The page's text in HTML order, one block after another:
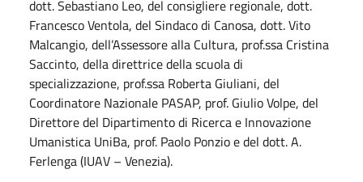
dott. Sebastiano Leo, del consigliere regionale, dott.
Francesco Ventola, del Sindaco di Canosa, dott. Vito
Malcangio, dell’Assessore alla Cultura, prof.ssa Cristina
Saccinto, della direttrice della scuola di
specializzazione, prof.ssa Roberta Giuliani, del
Coordinatore Nazionale PASAP, prof. Giulio Volpe, del
Direttore del Dipartimento di Ricerca e Innovazione
Umanistica UniBa, prof. Paolo Ponzio e del dott. A.
Ferlenga (IUAV – Venezia).